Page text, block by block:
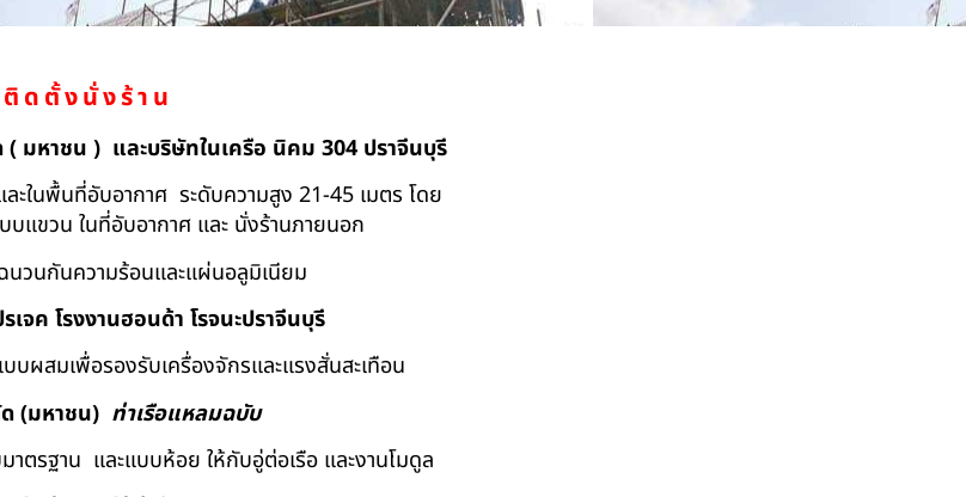
ดตั้งนั่งร้าน
มหาชน ) และบริษัทในเครือ นิคม 304 ปราจีนบุรี
ในพื้นที่อับอากาศ ระดับความสูง 21-45 เมตร โดย
แขวน ในที่อับอากาศ และ นั่งร้านภายนอก
วนกันความร้อนและแผ่นอลูมิเนียม
รเจค โรงงานฮอนด้า โรจนะปราจีนบุรี
ผสมเพื่อรองรับเครื่องจักรและแรงสั่นสะเทือน
(มหาชน) ท่าเรือแหลมฉบับ
ตรฐาน และแบบห้อย ให้กับอู่ต่อเรือ และงานโมดูล